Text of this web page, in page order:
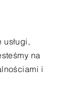
na
i